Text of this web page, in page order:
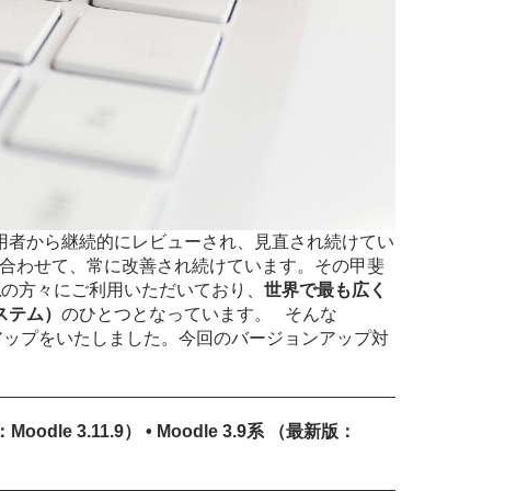
者から継続的にレビューされ、見直され続けてい
わせて、常に改善され続けています。その甲斐
の方々にご利用いただいており、 世界で最も広く
ム） のひとつとなっています。 そんな
プをいたしました。今回のバージョンアップ対
3.11.9） • Moodle 3.9系 （最新版：